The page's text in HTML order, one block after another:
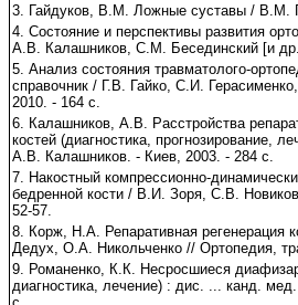
3. Гайдуков, В.М. Ложные суставы / В.М.
4. Состояние и перспективы развития
А.В. Калашников, С.М. Бесединский [и
5. Анализ состояния травматолого-
справочник / Г.В. Гайко, С.И.
2010. - 164 с.
6. Калашников, А.В. Расстройства
костей (диагностика, прогнозирование,
А.В. Калашников. - Киев, 2003. - 284 с.
7. Накостный компрессионно-
бедренной кости / В.И. Зоря, С.В.
52-57.
8. Корж, Н.А. Репаративная
Дедух, О.А. Никольченко // Ортопедия,
9. Романенко, К.К. Несросшиеся
диагностика, лечение) : дис. ... канд.